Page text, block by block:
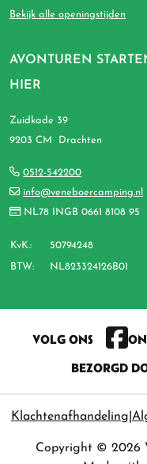
AVONTUREN
HIER
Zuidkade 39
9203 CM Drachten
0512-542200
info@veneboercamping.nl
NL78 INGB 0661 8108 95
KvK.: 50794248
BTW: NL823324126B01
Bekijk alle openingstijden
VOLG ONS
BEZORGD
Klachtenafhandeling
Copyright © 2026